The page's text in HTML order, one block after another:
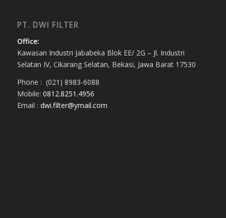
PT. DWI FILTER
Office:
Kawasan Industri Jababeka Blok EE/ 2G – Jl. Industri
Selatan IV, Cikarang Selatan, Bekasi, Jawa Barat 17530
Phone : (021) 8983-6088
Mobile: 0812.8251.4956
Email : dwi.filter@ymail.com